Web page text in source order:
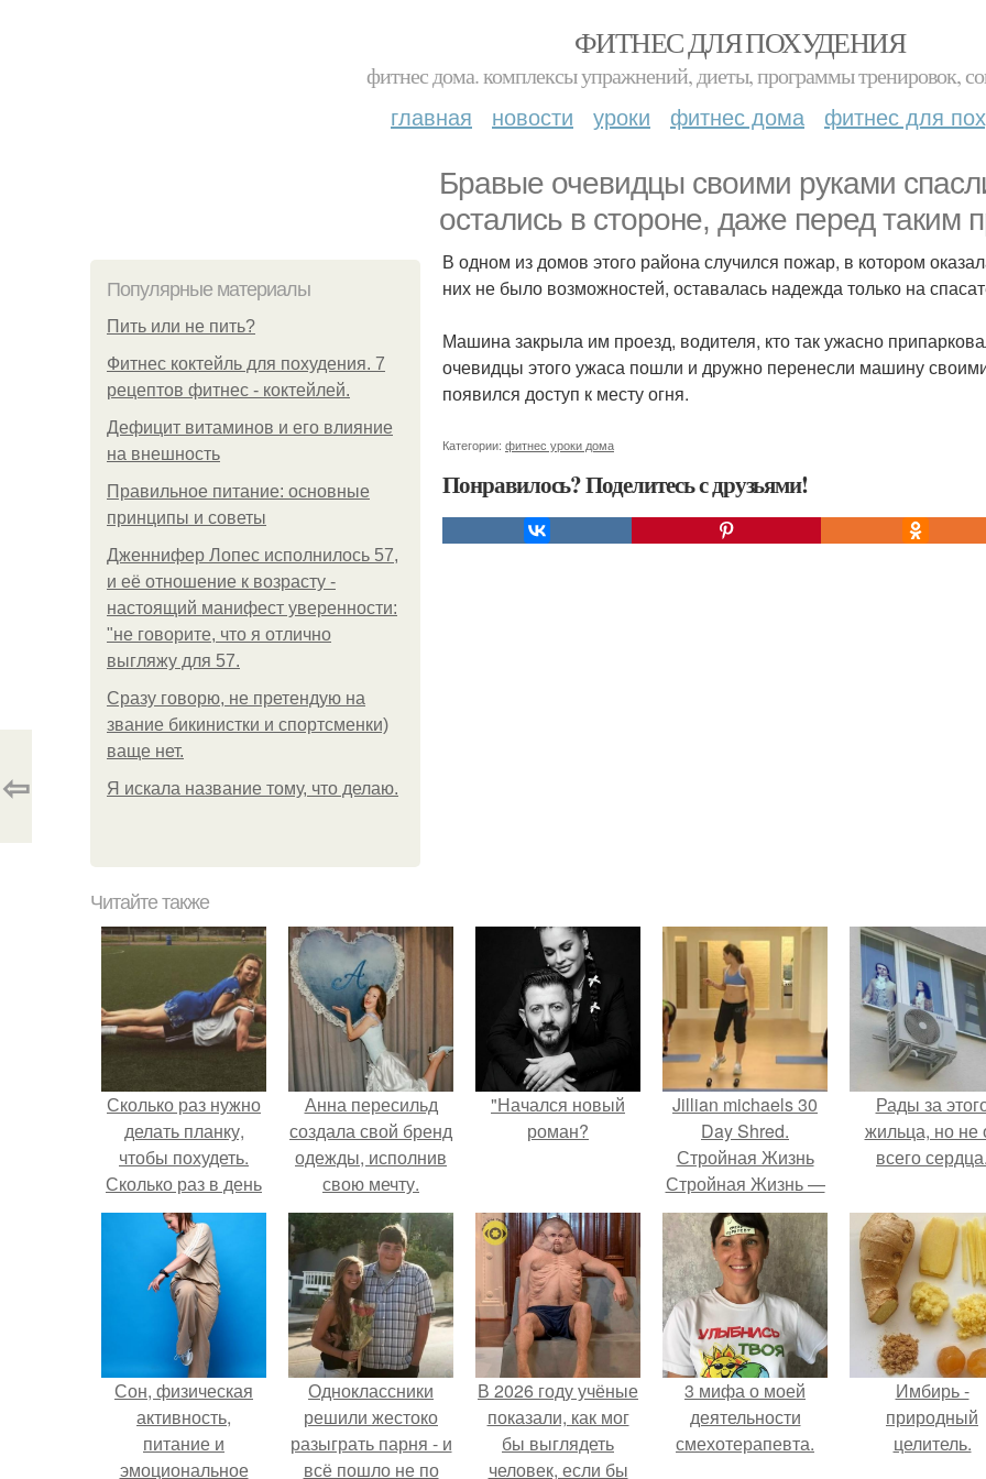
ФИТНЕС ДЛЯ ПОХУДЕНИЯ
фитнес дома. комплексы упражнений, диеты, программы тренировок,
главная новости уроки фитнес дома фитнес для
Бравые очевидцы своими руками
остались в стороне, даже перед таким
Популярные материалы
Пить или не пить?
Фитнес коктейль для похудения. 7
рецептов фитнес - коктейлей.
Дефицит витаминов и его влияние
на внешность
Правильное питание: основные
принципы и советы
Дженнифер Лопес исполнилось 57,
и её отношение к возрасту -
настоящий манифест уверенности:
"не говорите, что я отлично
выгляжу для 57.
Сразу говорю, не претендую на
звание бикинистки и спортсменки)
ваще нет.
Я искала название тому, что делаю.
В одном из домов этого района случился пожар, в котором
них не было возможностей, оставалась надежда только на
Машина закрыла им проезд, водителя, кто так ужасно
очевидцы этого ужаса пошли и дружно перенесли машину
появился доступ к месту огня.
Категории: фитнес уроки дома
Понравилось? Поделитесь с друзьями!
⇦
Читайте также
Сколько раз нужно
делать планку,
чтобы похудеть.
Сколько раз в день
делать планку —,
чтобы был
результат для
похудения
Анна пересильд
создала свой бренд
одежды, исполнив
свою мечту.
"Начался новый
роман?
Jillian michaels 30
Day Shred.
Стройная Жизнь
Стройная Жизнь —
худеть легко!
Рады за
жильца, но не
всего
Сон, физическая
активность,
питание и
эмоциональное
Одноклассники
решили жестоко
разыграть парня - и
всё пошло не по
В 2026 году учёные
показали, как мог
бы выглядеть
человек, если бы
3 мифа о моей
деятельности
смехотерапевта.
Имбирь -
природный
целитель.